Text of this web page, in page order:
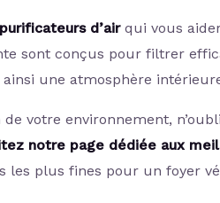
d’airqui vous
sont conçus pour filtrer
une atmosphère
votre environnement,
notre page dédiée aux
les plus fines pour un foyer